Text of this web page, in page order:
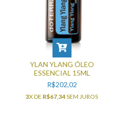
YLAN YLANG ÓLEO
ESSENCIAL 15ML
R$202,02
3X DE R$67,34SEM JUROS